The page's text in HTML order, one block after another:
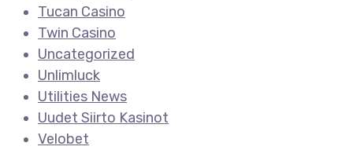
Tucan Casino
Twin Casino
Uncategorized
Unlimluck
Utilities News
Uudet Siirto Kasinot
Velobet